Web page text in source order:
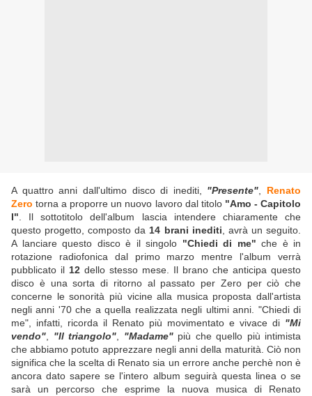
A quattro anni dall'ultimo disco di inediti, "Presente"
Renato
Zero torna a proporre un nuovo lavoro dal titolo "Amo - Capitolo
I" . Il sottotitolo dell'album lascia intendere chiaramente che
questo progetto, composto da 14 brani inediti , avrà un seguito.
A lanciare questo disco è il singolo "Chiedi di me" che è in
rotazione radiofonica dal primo marzo mentre l'album verrà
pubblicato il 12 dello stesso mese. Il brano che anticipa questo
disco è una sorta di ritorno al passato per Zero per ciò che
concerne le sonorità più vicine alla musica proposta dall'artista
negli anni '70 che a quella realizzata negli ultimi anni. "Chiedi di
me", infatti, ricorda il Renato più movimentato e vivace di "Mi
vendo"
"Il triangolo" "Madame"più che quello più intimista
che abbiamo potuto apprezzare negli anni della maturità. Ciò non
significa che la scelta di Renato sia un errore anche perchè non è
ancora dato sapere se l'intero album seguirà questa linea o se
sarà un percorso che esprime la nuova musica di Renato